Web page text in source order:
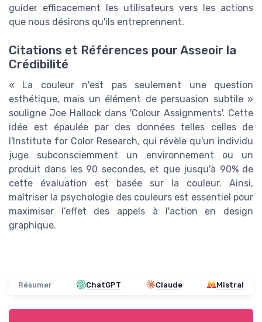
guider efficacement les utilisateurs vers les actions
que nous désirons qu'ils entreprennent.
Citations et Références pour Asseoir la
Crédibilité
« La couleur n'est pas seulement une question
esthétique, mais un élément de persuasion subtile »
souligne Joe Hallock dans 'Colour Assignments'. Cette
idée est épaulée par des données telles celles de
l'Institute for Color Research, qui révèle qu'un individu
juge subconsciemment un environnement ou un
produit dans les 90 secondes, et que jusqu'à 90% de
cette évaluation est basée sur la couleur. Ainsi,
maîtriser la psychologie des couleurs est essentiel pour
maximiser l’effet des appels à l'action en design
graphique.
Résumer ChatGPT Claude Mistral